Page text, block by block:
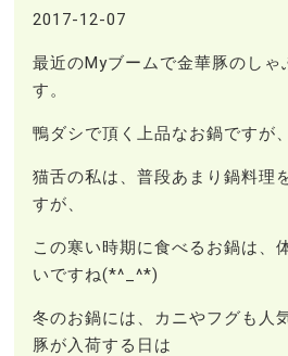
2017-12-07
最近のMyブームで金華豚のしゃ
す。
鴨ダシで頂く上品なお鍋ですが
猫舌の私は、普段あまり鍋料理
すが、
この寒い時期に食べるお鍋は、
いですね(*^_^*)
冬のお鍋には、カニやフグも人
豚が入荷する日は